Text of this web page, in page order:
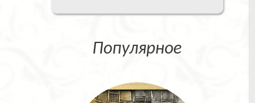
Популярное